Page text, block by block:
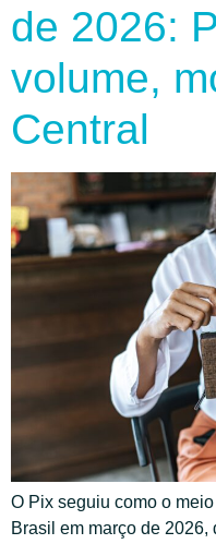
de 2026:
volume,
Central
O Pix seguiu como o
Brasil em março de